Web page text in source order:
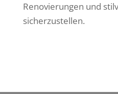
Renovierungen und
sicherzustellen.